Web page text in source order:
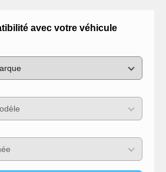
avec votre véhicule